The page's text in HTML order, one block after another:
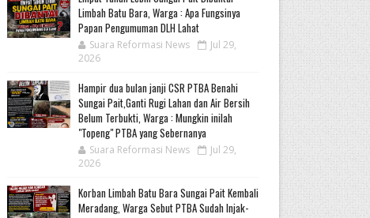
Limbah Batu Bara, Warga : Apa Fungsinya
Papan Pengumuman DLH Lahat
Suara Reformasi News
Jul 29,
2026
Hampir dua bulan janji CSR PTBA Benahi
Sungai Pait,Ganti Rugi Lahan dan Air Bersih
Belum Terbukti, Warga : Mungkin inilah
"Topeng" PTBA yang Sebernanya
Suara Reformasi News
Jul 29,
2026
Korban Limbah Batu Bara Sungai Pait Kembali
Meradang, Warga Sebut PTBA Sudah Injak-